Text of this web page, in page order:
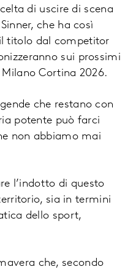
di uscire di scena
che ha così
titolo dal competitor
sui prossimi
Cortina 2026.
che restano con
potente può farci
non abbiamo mai
l’indotto di questo
sia in termini
dello sport,
che, secondo